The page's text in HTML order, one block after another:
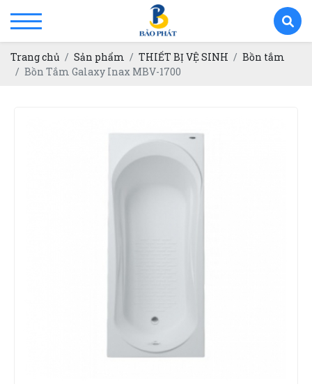
Trang chủ Sản phẩm THIẾT BỊ VỆ SINH
Bồn tắm
Bồn Tắm Galaxy Inax MBV-1700